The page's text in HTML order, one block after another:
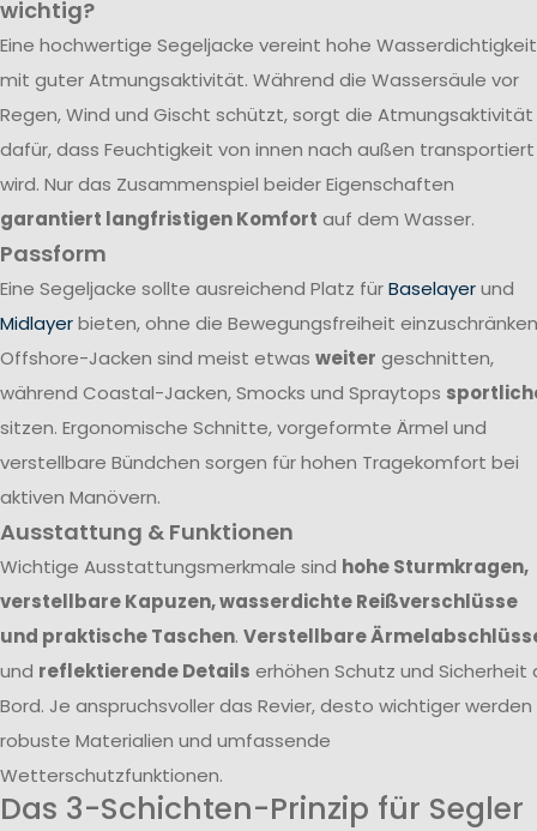
wichtig?
Eine hochwertige Segeljacke vereint hohe Wasserdichtigkeit
mit guter Atmungsaktivität. Während die Wassersäule vor
Regen, Wind und Gischt schützt, sorgt die Atmungsaktivität
dafür, dass Feuchtigkeit von innen nach außen transportiert
wird. Nur das Zusammenspiel beider Eigenschaften
garantiert langfristigen Komfort auf dem Wasser.
Passform
Eine Segeljacke sollte ausreichend Platz fürBaselayerund
Midlayerbieten, ohne die Bewegungsfreiheit
Offshore-Jacken sind meist etwas weiter geschnitten,
während Coastal-Jacken, Smocks und Spraytops
sitzen. Ergonomische Schnitte, vorgeformte Ärmel und
verstellbare Bündchen sorgen für hohen Tragekomfort bei
aktiven Manövern.
Ausstattung & Funktionen
Wichtige Ausstattungsmerkmale sind hohe Sturmkragen,
verstellbare Kapuzen, wasserdichte Reißverschlüsse
und praktische Taschen. Verstellbare
und reflektierende Details erhöhen Schutz und Sicherheit
Bord. Je anspruchsvoller das Revier, desto wichtiger werden
robuste Materialien und umfassende
Wetterschutzfunktionen.
Das 3-Schichten-Prinzip für Segler